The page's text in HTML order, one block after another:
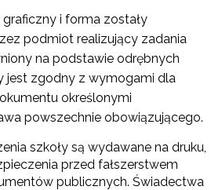
i forma zostały
podmiot realizujący zadania
na podstawie odrębnych
jest zgodny z wymogami dla
określonymi
powszechnie obowiązującego.
szkoły są wydawane na druku,
przed fałszerstwem
publicznych. Świadectwa